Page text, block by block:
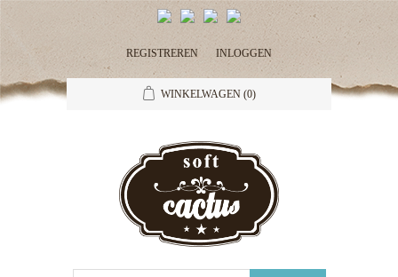
REGISTREREN INLOGGEN
WINKELWAGEN (0)